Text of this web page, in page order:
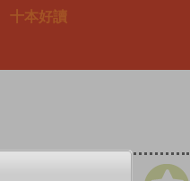
十本好讀